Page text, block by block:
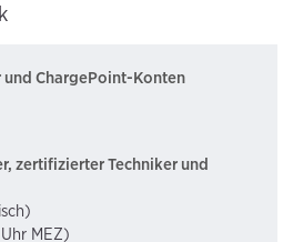
ChargePoint-Konten
zertifizierter Techniker und
MEZ)